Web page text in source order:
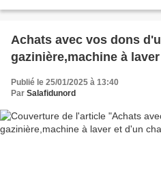
Achats avec vos dons d'un réfrigérateur,
gazinière,machine à
Publié le 25/01/2025 à 13:40
Par Salafidunord